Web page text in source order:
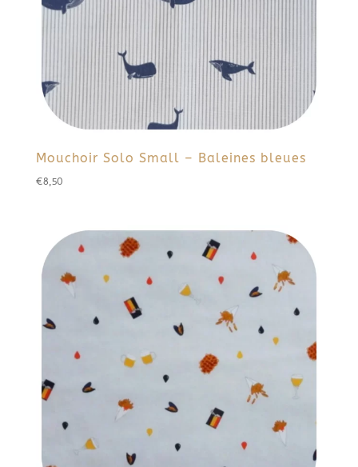
Mouchoir Solo Small – Baleines bleues
€8,50